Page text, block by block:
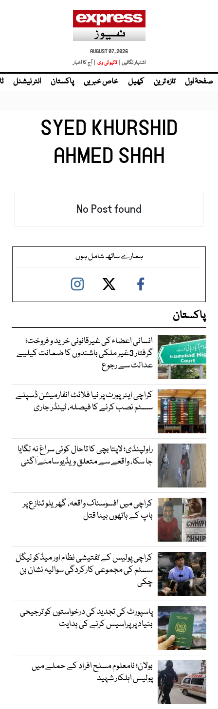
AUGUST 07, 2026
اشتہار لگائیں | لائیو ٹی وی | آج کا اخبار
صفحۂ اول تازہ ترین کھیل خاص خبریں پاکستان انٹر نیشنل
SYED KHURSHID
AHMED SHAH
No Post found
ہمارے ساتھ شامل ہوں
پاکستان
انسانی اعضاء کی غیرقانونی خرید و فروخت؛
گرفتار 3غیر ملکی باشندوں کا ضمانت کیلیے
عدالت سے رجوع
کراچی ایئرپورٹ پر نیا فلائٹ انفارمیشن ڈسپلے
سسٹم نصب کرنے کا فیصلہ، ٹینڈر جاری
راولپنڈی؛ لاپتا بچی کا تاحال کوئی سراغ نہ لگایا
جا سکا، واقعے سے متعلق ویڈیو سامنے آگئی
کراچی میں افسوسناک واقعہ، گھریلو تنازع پر
باپ کے ہاتھوں بیٹا قتل
کراچی پولیس کے تفتیشی نظام اور میڈکو لیگل
سسٹم کی مجموعی کارکردگی سوالیہ نشان بن
چکی
پاسپورٹ کی تجدید کی درخواستوں کو ترجیحی
بنیاد پر پراسیس کرنے کی ہدایت
بولان؛ نامعلوم مسلح افراد کے حملے میں
پولیس اہلکار شہید